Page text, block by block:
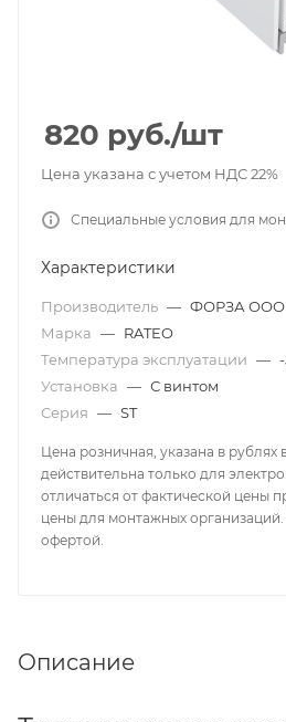
820 руб./шт
Цена указана с учетом НДС 22%
Специальные условия для
Характеристики
Производитель — ФОРЗА ООО
Марка — RATEO
Температура эксплуатации —
Установка — С винтом
Серия — ST
Цена розничная, указана в рублях
действительна только для
отличаться от фактической цены
цены для монтажных
офертой.
Описание